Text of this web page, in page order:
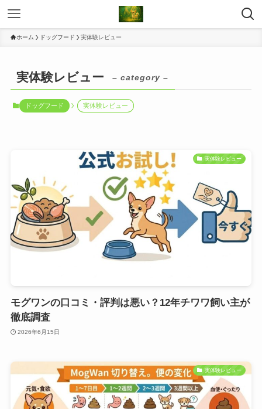
ホーム ドッグフード 実体験レビュー
実体験レビュー – category –
ドッグフード 実体験レビュー
実体験レビュー
モグワンの口コミ・評判は悪い？12年チワワ飼い主が
徹底調査
2026年6月15日
実体験レビュー